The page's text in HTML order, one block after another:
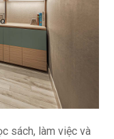
sách, làm việc và